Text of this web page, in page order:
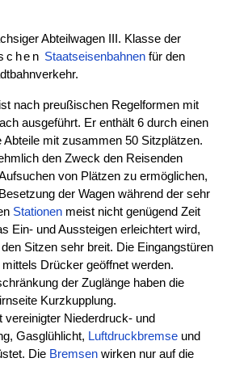
Abteilwagen III. Klasse der
Staatseisenbahnen für den
nach preußischen Regelformen mit
ausgeführt. Er enthält 6 durch einen
Abteile mit zusammen 50 Sitzplätzen.
den Zweck den Reisenden
von Plätzen zu ermöglichen,
der Wagen während der sehr
Stationenmeist nicht genügend Zeit
Ein- und Aussteigen erleichtert wird,
Sitzen sehr breit. Die Eingangstüren
Drücker geöffnet werden.
der Zuglänge haben die
Kurzkupplung.
vereinigter Niederdruck- und
Gasglühlicht, Luftdruckbremseund
Die Bremsenwirken nur auf die